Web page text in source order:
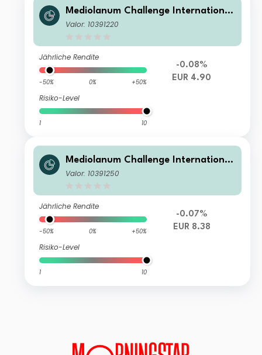
Mediolanum Challenge International
Income L A
Valor: 10391220
Jährliche Rendite
-50% 0% +50%
Risiko-Level
1 10
-0.08%
EUR 4.90
Mediolanum Challenge International
Income S B
Valor: 10391250
Jährliche Rendite
-50% 0% +50%
Risiko-Level
1 10
-0.07%
EUR 8.38